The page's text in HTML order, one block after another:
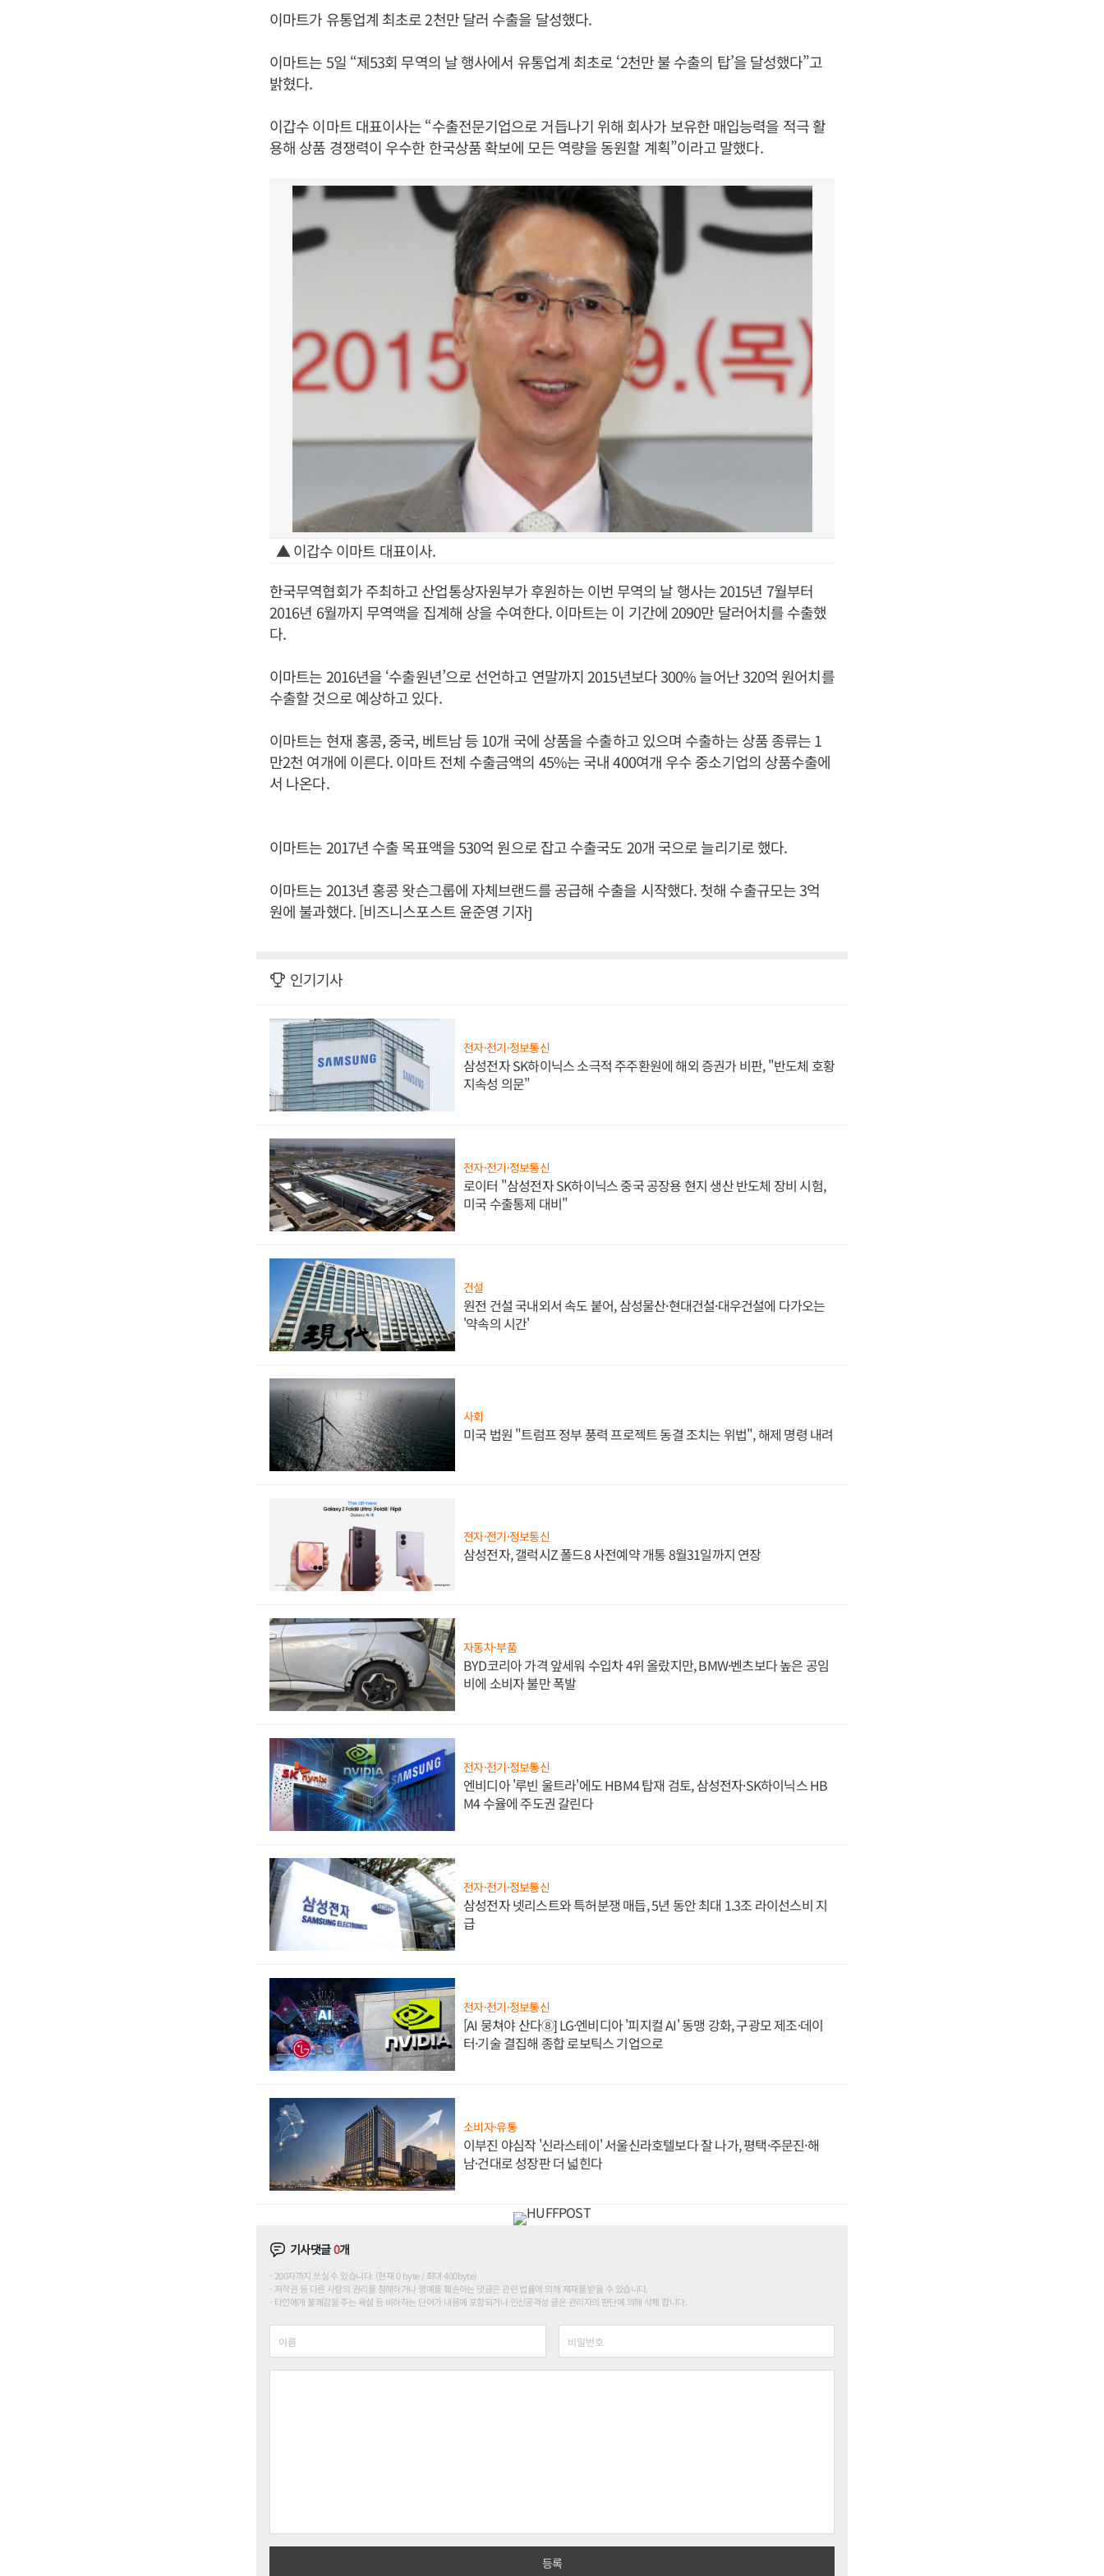
이마트가 유통업계 최초로 2천만 달러 수출을 달성했다.
이마트는 5일 “제53회 무역의 날 행사에서 유통업계 최초로 ‘2천만 불 수출의 탑’을 달성했다”고
밝혔다.
이갑수 이마트 대표이사는 “수출전문기업으로 거듭나기 위해 회사가 보유한 매입능력을 적극 활
용해 상품 경쟁력이 우수한 한국상품 확보에 모든 역량을 동원할 계획”이라고 말했다.
▲ 이갑수 이마트 대표이사.
한국무역협회가 주최하고 산업통상자원부가 후원하는 이번 무역의 날 행사는 2015년 7월부터
2016년 6월까지 무역액을 집계해 상을 수여한다. 이마트는 이 기간에 2090만 달러어치를 수출했
다.
이마트는 2016년을 ‘수출원년’으로 선언하고 연말까지 2015년보다 300% 늘어난 320억 원어치를
수출할 것으로 예상하고 있다.
이마트는 현재 홍콩, 중국, 베트남 등 10개 국에 상품을 수출하고 있으며 수출하는 상품 종류는 1
만2천 여개에 이른다. 이마트 전체 수출금액의 45%는 국내 400여개 우수 중소기업의 상품수출에
서 나온다.
이마트는 2017년 수출 목표액을 530억 원으로 잡고 수출국도 20개 국으로 늘리기로 했다.
이마트는 2013년 홍콩 왓슨그룹에 자체브랜드를 공급해 수출을 시작했다. 첫해 수출규모는 3억
원에 불과했다. [비즈니스포스트 윤준영 기자]
인기기사
전자·전기·정보통신
삼성전자 SK하이닉스 소극적 주주환원에 해외 증권가 비판, "반도체 호황
지속성 의문"
전자·전기·정보통신
로이터 "삼성전자 SK하이닉스 중국 공장용 현지 생산 반도체 장비 시험,
미국 수출통제 대비"
건설
원전 건설 국내외서 속도 붙어, 삼성물산·현대건설·대우건설에 다가오는
'약속의 시간'
사회
미국 법원 "트럼프 정부 풍력 프로젝트 동결 조치는 위법", 해제 명령 내려
전자·전기·정보통신
삼성전자, 갤럭시Z 폴드8 사전예약 개통 8월31일까지 연장
자동차·부품
BYD코리아 가격 앞세워 수입차 4위 올랐지만, BMW·벤츠보다 높은 공임
비에 소비자 불만 폭발
전자·전기·정보통신
엔비디아 '루빈 울트라'에도 HBM4 탑재 검토, 삼성전자·SK하이닉스 HB
M4 수율에 주도권 갈린다
전자·전기·정보통신
삼성전자 넷리스트와 특허분쟁 매듭, 5년 동안 최대 1.3조 라이선스비 지
급
전자·전기·정보통신
[AI 뭉쳐야 산다⑧] LG·엔비디아 '피지컬 AI' 동맹 강화, 구광모 제조·데이
터·기술 결집해 종합 로보틱스 기업으로
소비자·유통
이부진 야심작 '신라스테이' 서울신라호텔보다 잘 나가, 평택·주문진·해
남·건대로 성장판 더 넓힌다
기사댓글0개
200자까지 쓰실 수 있습니다. (현재 0 byte / 최대 400byte)
저작권 등 다른 사람의 권리를 침해하거나 명예를 훼손하는 댓글은 관련 법률에 의해 제재를 받을 수 있습니다.
타인에게 불쾌감을 주는 욕설 등 비하하는 단어가 내용에 포함되거나 인신공격성 글은 관리자의 판단에 의해 삭제 합니다.